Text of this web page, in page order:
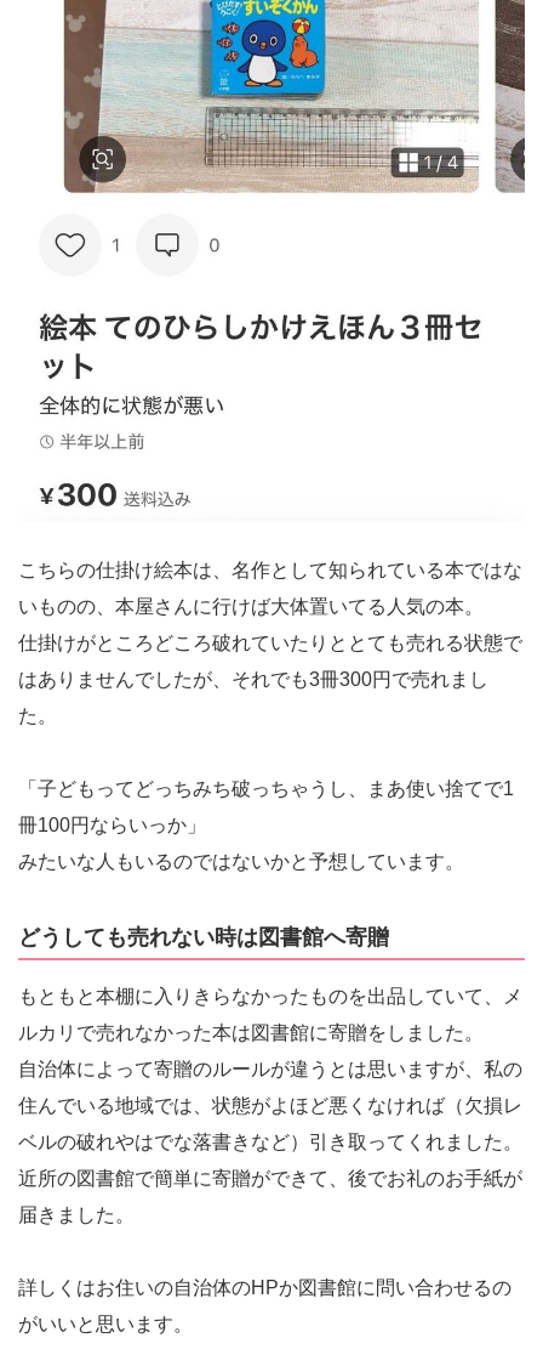
こちらの仕掛け絵本は、名作として知られている本ではな
いものの、本屋さんに行けば大体置いてる人気の本。
仕掛けがところどころ破れていたりととても売れる状態で
はありませんでしたが、それでも3冊300円で売れまし
た。
「子どもってどっちみち破っちゃうし、まあ使い捨てで1
冊100円ならいっか」
みたいな人もいるのではないかと予想しています。
どうしても売れない時は図書館へ寄贈
もともと本棚に入りきらなかったものを出品していて、メ
ルカリで売れなかった本は図書館に寄贈をしました。
自治体によって寄贈のルールが違うとは思いますが、私の
住んでいる地域では、状態がよほど悪くなければ（欠損レ
ベルの破れやはでな落書きなど）引き取ってくれました。
近所の図書館で簡単に寄贈ができて、後でお礼のお手紙が
届きました。
詳しくはお住いの自治体のHPか図書館に問い合わせるの
がいいと思います。